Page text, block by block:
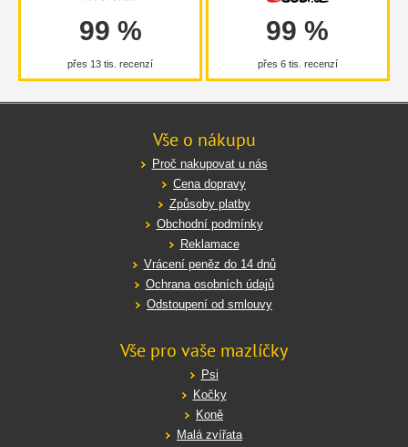
99 %
přes 13 tis. recenzí
99 %
přes 6 tis. recenzí
Vše o nákupu
Proč nakupovat u nás
Cena dopravy
Způsoby platby
Obchodní podmínky
Reklamace
Vrácení peněz do 14 dnů
Ochrana osobních údajů
Odstoupení od smlouvy
Vše pro vaše mazlíčky
Psi
Kočky
Koně
Malá zvířata